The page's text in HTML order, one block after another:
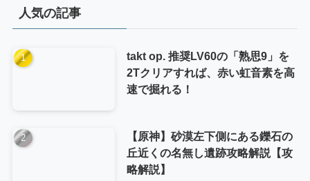
ー
人気の記事
takt op. 推奨LV60の「熟思9」を
2Tクリアすれば、赤い虹音素を高
速で掘れる！
【原神】砂漠左下側にある鑠石の
丘近くの名無し遺跡攻略解説【攻
略解説】